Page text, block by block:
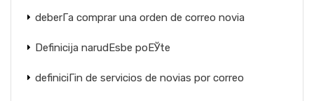
deberГ­a comprar una orden de correo novia
Definicija narudЕѕbe poЕЎte
definiciГіn de servicios de novias por correo